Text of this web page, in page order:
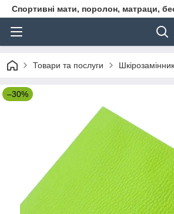
Спортивні мати, поролон, матраци,
Товари та послуги Шкірозамінник
–30%